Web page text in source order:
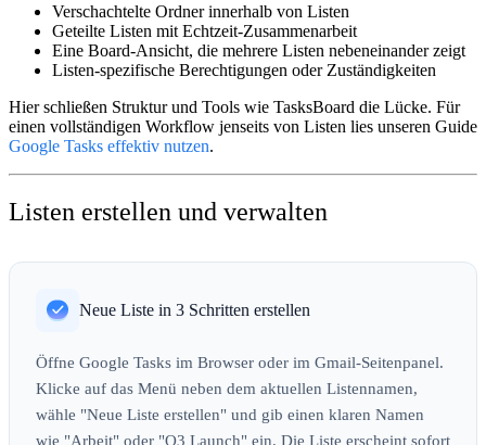
Verschachtelte Ordner innerhalb von Listen
Geteilte Listen mit Echtzeit-Zusammenarbeit
Eine Board-Ansicht, die mehrere Listen nebeneinander zeigt
Listen-spezifische Berechtigungen oder Zuständigkeiten
Hier schließen Struktur und Tools wie TasksBoard die Lücke. Für
einen vollständigen Workflow jenseits von Listen lies unseren Guide
Google Tasks effektiv nutzen.
Listen erstellen und verwalten
Neue Liste in 3 Schritten erstellen
Öffne Google Tasks im Browser oder im Gmail-Seitenpanel.
Klicke auf das Menü neben dem aktuellen Listennamen,
wähle "Neue Liste erstellen" und gib einen klaren Namen
wie "Arbeit" oder "Q3 Launch" ein. Die Liste erscheint sofort